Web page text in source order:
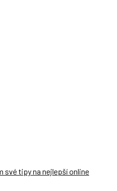
své tipy na nejlepší online